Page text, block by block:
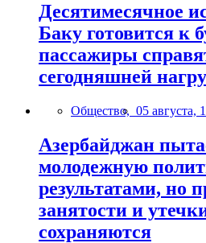
Десятимесячное
Баку готовится к
пассажиры
сегодняшней
Общество, 05 августа,
Азербайджан
молодежную
результатами, но
занятости и
сохраняются